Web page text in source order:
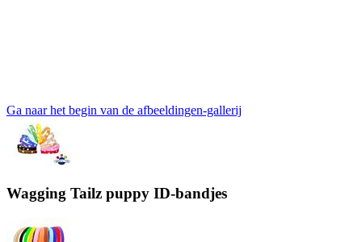
Ga naar het begin van de afbeeldingen-gallerij
Wagging Tailz puppy ID-bandjes